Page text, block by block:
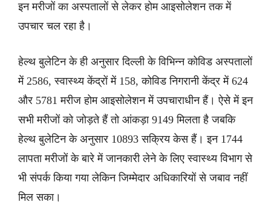
इन मरीजों का अस्पतालों से लेकर होम आइसोलेशन तक में
उपचार चल रहा है।
हेल्थ बुलेटिन के ही अनुसार दिल्ली के विभिन्न कोविड अस्पतालों
में 2586, स्वास्थ्य केंद्रों में 158, कोविड निगरानी केंद्र में 624
और 5781 मरीज होम आइसोलेशन में उपचाराधीन हैं। ऐसे में इन
सभी मरीजों को जोड़ते हैं तो आंकड़ा 9149 मिलता है जबकि
हेल्थ बुलेटिन के अनुसार 10893 सक्रिय केस हैं। इन 1744
लापता मरीजों के बारे में जानकारी लेने के लिए स्वास्थ्य विभाग से
भी संपर्क किया गया लेकिन जिम्मेदार अधिकारियों से जबाव नहीं
मिल सका।